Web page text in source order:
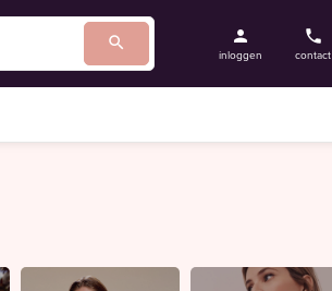
inloggen contact